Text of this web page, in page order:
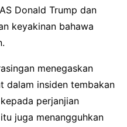
Donald Trump dan
keyakinan bahawa
menegaskan
dalam insiden tembakan
perjanjian
juga menangguhkan